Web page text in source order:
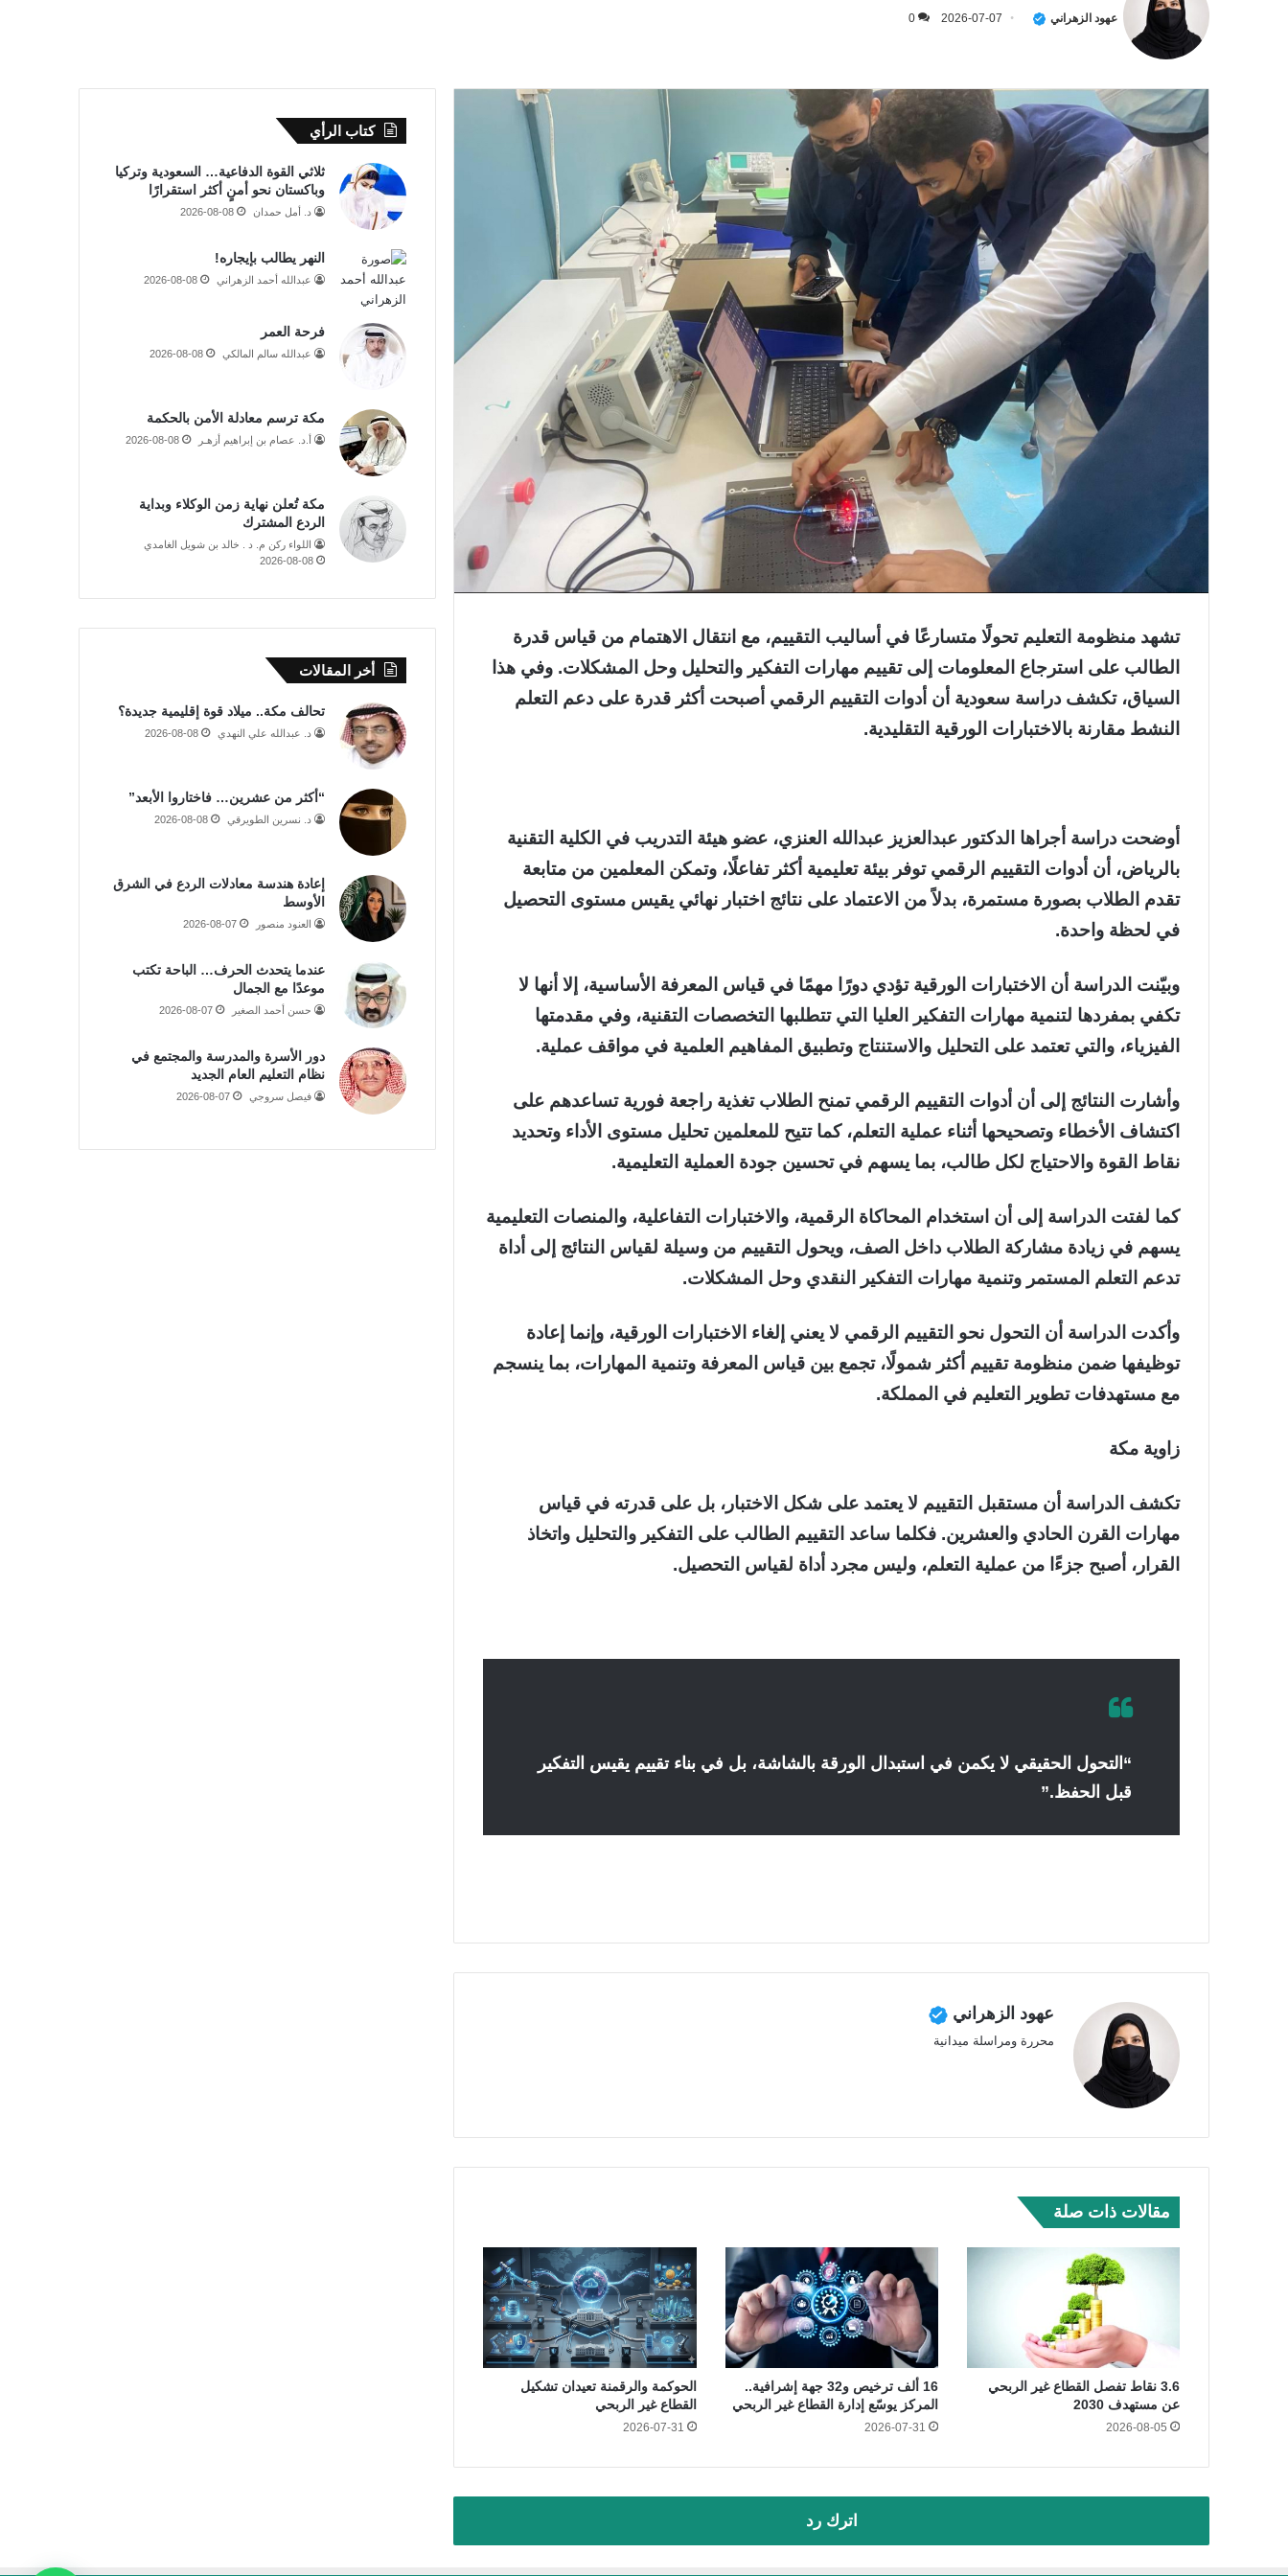
عهود الزهراني 2026-07-07
0
تشهد منظومة التعليم تحولًا متسارعًا في أساليب التقييم، مع انتقال الاهتمام من قياس قدرة
الطالب على استرجاع المعلومات إلى تقييم مهارات التفكير والتحليل وحل المشكلات. وفي هذا
السياق، تكشف دراسة سعودية أن أدوات التقييم الرقمي أصبحت أكثر قدرة على دعم التعلم
النشط مقارنة بالاختبارات الورقية التقليدية.
أوضحت دراسة أجراها الدكتور عبدالعزيز عبدالله العنزي، عضو هيئة التدريب في الكلية التقنية
بالرياض، أن أدوات التقييم الرقمي توفر بيئة تعليمية أكثر تفاعلًا، وتمكن المعلمين من متابعة
تقدم الطلاب بصورة مستمرة، بدلاً من الاعتماد على نتائج اختبار نهائي يقيس مستوى التحصيل
في لحظة واحدة.
وبيّنت الدراسة أن الاختبارات الورقية تؤدي دورًا مهمًا في قياس المعرفة الأساسية، إلا أنها لا
تكفي بمفردها لتنمية مهارات التفكير العليا التي تتطلبها التخصصات التقنية، وفي مقدمتها
الفيزياء، والتي تعتمد على التحليل والاستنتاج وتطبيق المفاهيم العلمية في مواقف عملية.
وأشارت النتائج إلى أن أدوات التقييم الرقمي تمنح الطلاب تغذية راجعة فورية تساعدهم على
اكتشاف الأخطاء وتصحيحها أثناء عملية التعلم، كما تتيح للمعلمين تحليل مستوى الأداء وتحديد
نقاط القوة والاحتياج لكل طالب، بما يسهم في تحسين جودة العملية التعليمية.
كما لفتت الدراسة إلى أن استخدام المحاكاة الرقمية، والاختبارات التفاعلية، والمنصات التعليمية
يسهم في زيادة مشاركة الطلاب داخل الصف، ويحول التقييم من وسيلة لقياس النتائج إلى أداة
تدعم التعلم المستمر وتنمية مهارات التفكير النقدي وحل المشكلات.
وأكدت الدراسة أن التحول نحو التقييم الرقمي لا يعني إلغاء الاختبارات الورقية، وإنما إعادة
توظيفها ضمن منظومة تقييم أكثر شمولًا، تجمع بين قياس المعرفة وتنمية المهارات، بما ينسجم
مع مستهدفات تطوير التعليم في المملكة.
زاوية مكة
تكشف الدراسة أن مستقبل التقييم لا يعتمد على شكل الاختبار، بل على قدرته في قياس
مهارات القرن الحادي والعشرين. فكلما ساعد التقييم الطالب على التفكير والتحليل واتخاذ
القرار، أصبح جزءًا من عملية التعلم، وليس مجرد أداة لقياس التحصيل.
“التحول الحقيقي لا يكمن في استبدال الورقة بالشاشة، بل في بناء تقييم يقيس التفكير
قبل الحفظ.”
عهود الزهراني
محررة ومراسلة ميدانية
مقالات ذات صلة
3.6 نقاط تفصل القطاع غير الربحي
عن مستهدف 2030
2026-08-05
16 ألف ترخيص و32 جهة إشرافية..
المركز يوسّع إدارة القطاع غير الربحي
2026-07-31
الحوكمة والرقمنة تعيدان تشكيل
القطاع غير الربحي
2026-07-31
اترك رد
كتاب الرأي
ثلاثي القوة الدفاعية… السعودية وتركيا
وباكستان نحو أمنٍ أكثر استقرارًا
د. أمل حمدان 2026-08-08
النهر يطالب بإيجاره!
عبدالله أحمد الزهراني 2026-08-08
فرحة العمر
عبدالله سالم المالكي 2026-08-08
مكة ترسم معادلة الأمن بالحكمة
أ.د. عصام بن إبراهيم أزهـر 2026-08-08
مكة تُعلن نهاية زمن الوكلاء وبداية
الردع المشترك
اللواء ركن م. د . خالد بن شويل الغامدي
2026-08-08
أخر المقالات
تحالف مكة.. ميلاد قوة إقليمية جديدة؟
د. عبدالله علي النهدي 2026-08-08
“أكثر من عشرين… فاختاروا الأبعد”
د. نسرين الطويرقي 2026-08-08
إعادة هندسة معادلات الردع في الشرق
الأوسط
العنود منصور 2026-08-07
عندما يتحدث الحرف… الباحة تكتب
موعدًا مع الجمال
حسن أحمد الصغير 2026-08-07
دور الأسرة والمدرسة والمجتمع في
نظام التعليم العام الجديد
فيصل سروجي 2026-08-07